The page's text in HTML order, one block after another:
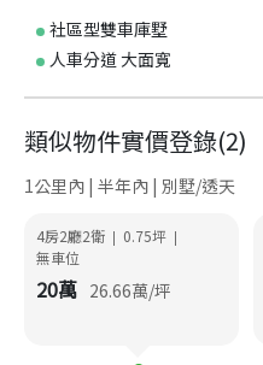
社區型雙車庫墅
人車分道 大面寬
類似物件實價登錄(2)
1公里內 | 半年內 | 別墅/透天
4房2廳2衛 | 0.75坪 |
無車位
20萬 26.66萬/坪